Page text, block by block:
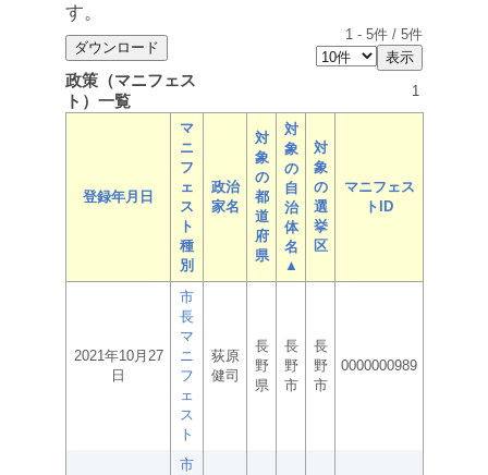
す。
1 - 5件 / 5件
政策（マニフェス
ト）一覧
1
登録年月日
マ
ニ
フ
ェ
ス
ト
種
別
政治
家名
対
象
の
都
道
府
県
対
象
の
自
治
体
名
▲
対
象
の
選
挙
区
マニフェス
トID
2021年10月27
日
市
長
マ
ニ
フ
ェ
ス
ト
荻原
健司
長
野
県
長
野
市
長
野
市
0000000989
市